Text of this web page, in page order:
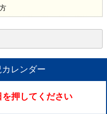
レンダー
押してください